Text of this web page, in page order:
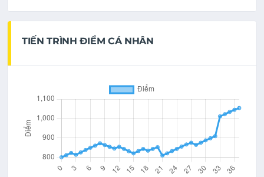
TIẾN TRÌNH ĐIỂM CÁ NHÂN